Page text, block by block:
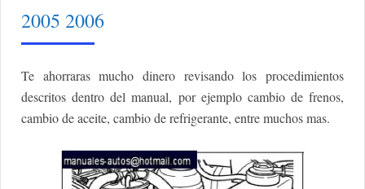
2005 2006
Te ahorraras mucho dinero revisando los procedimientos
descritos dentro del manual, por ejemplo cambio de frenos,
cambio de aceite, cambio de refrigerante, entre muchos mas.